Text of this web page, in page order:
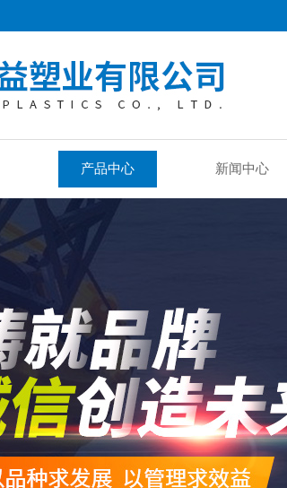
产品中心 新闻中心